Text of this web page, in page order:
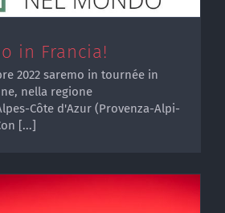
in Francia!
2022 saremo in tournée in
nella regione
Côte d'Azur (Provenza-Alpi-
[...]